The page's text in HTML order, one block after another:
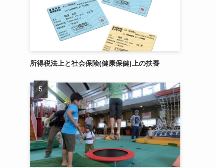
所得税法上と社会保険(健康保健)上の扶養